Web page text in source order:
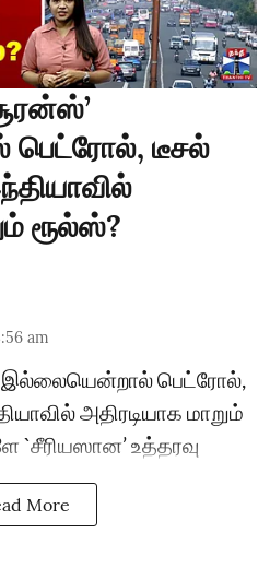
டீசல்
ரூல்ஸ்?
am
இல்லையென்றால் பெட்ரோல்,
அதிரடியாக மாறும்
`சீரியஸான’ உத்தரவு
More